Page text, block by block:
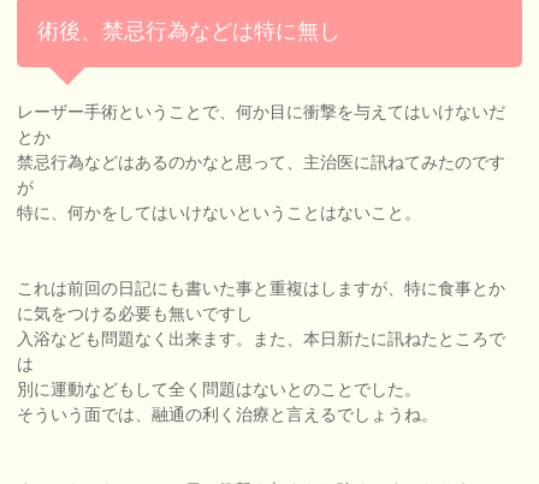
術後、禁忌行為などは特に無し
レーザー手術ということで、何か目に衝撃を与えてはいけないだ
とか
禁忌行為などはあるのかなと思って、主治医に訊ねてみたのです
が
特に、何かをしてはいけないということはないこと。
これは前回の日記にも書いた事と重複はしますが、特に食事とか
に気をつける必要も無いですし
入浴なども問題なく出来ます。また、本日新たに訊ねたところで
は
別に運動などもして全く問題はないとのことでした。
そういう面では、融通の利く治療と言えるでしょうね。